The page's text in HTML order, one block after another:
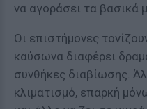
να αγοράσει τα βασικά
Οι επιστήμονες
καύσωνα διαφέρει
συνθήκες διαβίωσης.
κλιματισμό, επαρκή